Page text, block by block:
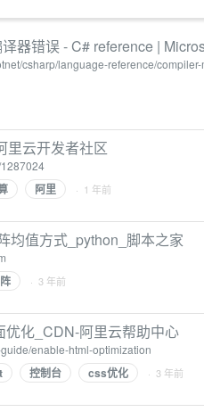
器错误 - C# reference |
csharp/language-reference/
里云开发者社区
阿里 · 1 年前
均值方式_python_脚本之家
· 3 年前
化_CDN-阿里云帮助中心
enable-html-optimization
控制台 css优化 · 3 年前